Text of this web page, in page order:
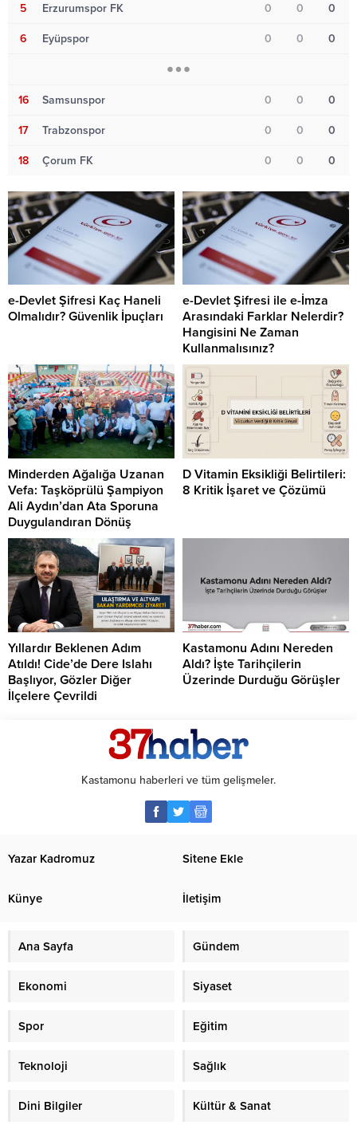
5 Erzurumspor FK 0 0 0
6 Eyüpspor 0 0 0
16 Samsunspor 0 0 0
17 Trabzonspor 0 0 0
18 Çorum FK 0 0 0
e-Devlet Şifresi Kaç Haneli
Olmalıdır? Güvenlik İpuçları
e-Devlet Şifresi ile e-İmza
Arasındaki Farklar Nelerdir?
Hangisini Ne Zaman
Kullanmalısınız?
Minderden Ağalığa Uzanan
Vefa: Taşköprülü Şampiyon
Ali Aydın’dan Ata Sporuna
Duygulandıran Dönüş
D Vitamin Eksikliği Belirtileri:
8 Kritik İşaret ve Çözümü
Yıllardır Beklenen Adım
Atıldı! Cide’de Dere Islahı
Başlıyor, Gözler Diğer
İlçelere Çevrildi
Kastamonu Adını Nereden
Aldı? İşte Tarihçilerin
Üzerinde Durduğu Görüşler
Kastamonu haberleri ve tüm gelişmeler.
Yazar Kadromuz Sitene Ekle
Künye İletişim
Ana Sayfa Gündem
Ekonomi Siyaset
Spor Eğitim
Teknoloji Sağlık
Dini Bilgiler Kültür & Sanat